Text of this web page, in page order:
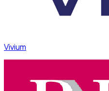
Vivium